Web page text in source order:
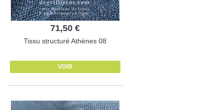
71,50 €
Tissu structuré Athènes 08
VOIR